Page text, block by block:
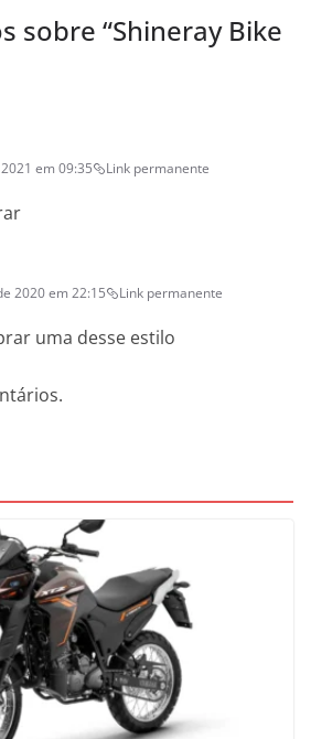
sobre “Shineray Bike
em 09:35 Link permanente
2020 em 22:15 Link permanente
uma desse estilo